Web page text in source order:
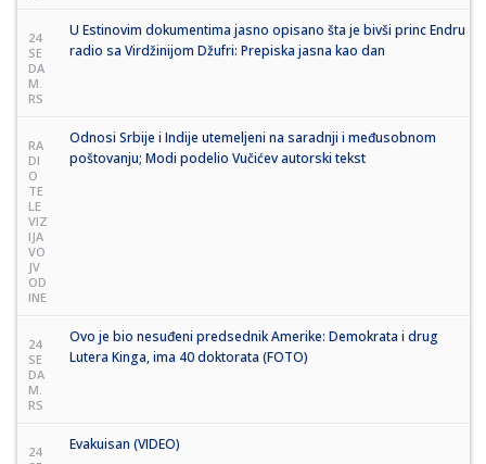
24
SE
DA
M.
RS
U Estinovim dokumentima jasno opisano šta je bivši princ Endru
radio sa Virdžinijom Džufri: Prepiska jasna kao dan
RA
DI
O
TE
LE
VIZ
IJA
VO
JV
OD
INE
Odnosi Srbije i Indije utemeljeni na saradnji i međusobnom
poštovanju; Modi podelio Vučićev autorski tekst
24
SE
DA
M.
RS
Ovo je bio nesuđeni predsednik Amerike: Demokrata i drug
Lutera Kinga, ima 40 doktorata (FOTO)
24
Evakuisan (VIDEO)